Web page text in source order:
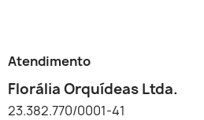
Atendimento
Florália Orquídeas Ltda.
23.382.770/0001-41